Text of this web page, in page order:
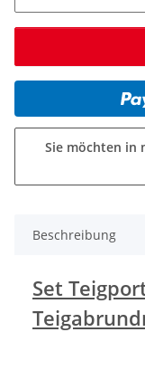
Sie möchten in
Beschreibung
Set